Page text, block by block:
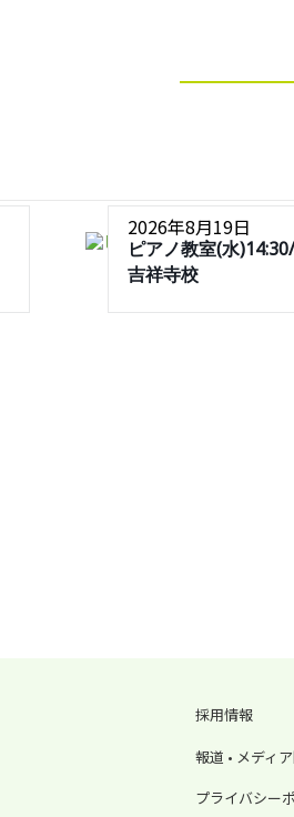
2026年8月19日
ピアノ教室(水
吉祥寺校
採用情報
報道 • メディ
プライバシー